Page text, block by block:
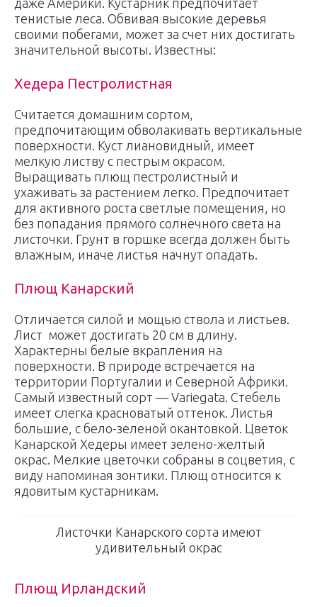
даже Америки. Кустарник предпочитает
тенистые леса. Обвивая высокие деревья
своими побегами, может за счет них достигать
значительной высоты. Известны:
Хедера Пестролистная
Считается домашним сортом,
предпочитающим обволакивать вертикальные
поверхности. Куст лиановидный, имеет
мелкую листву с пестрым окрасом.
Выращивать плющ пестролистный и
ухаживать за растением легко. Предпочитает
для активного роста светлые помещения, но
без попадания прямого солнечного света на
листочки. Грунт в горшке всегда должен быть
влажным, иначе листья начнут опадать.
Плющ Канарский
Отличается силой и мощью ствола и листьев.
Лист может достигать 20 см в длину.
Характерны белые вкрапления на
поверхности. В природе встречается на
территории Португалии и Северной Африки.
Самый известный сорт — Variegata. Стебель
имеет слегка красноватый оттенок. Листья
большие, с бело-зеленой окантовкой. Цветок
Канарской Хедеры имеет зелено-желтый
окрас. Мелкие цветочки собраны в соцветия, с
виду напоминая зонтики. Плющ относится к
ядовитым кустарникам.
Листочки Канарского сорта имеют
удивительный окрас
Плющ Ирландский